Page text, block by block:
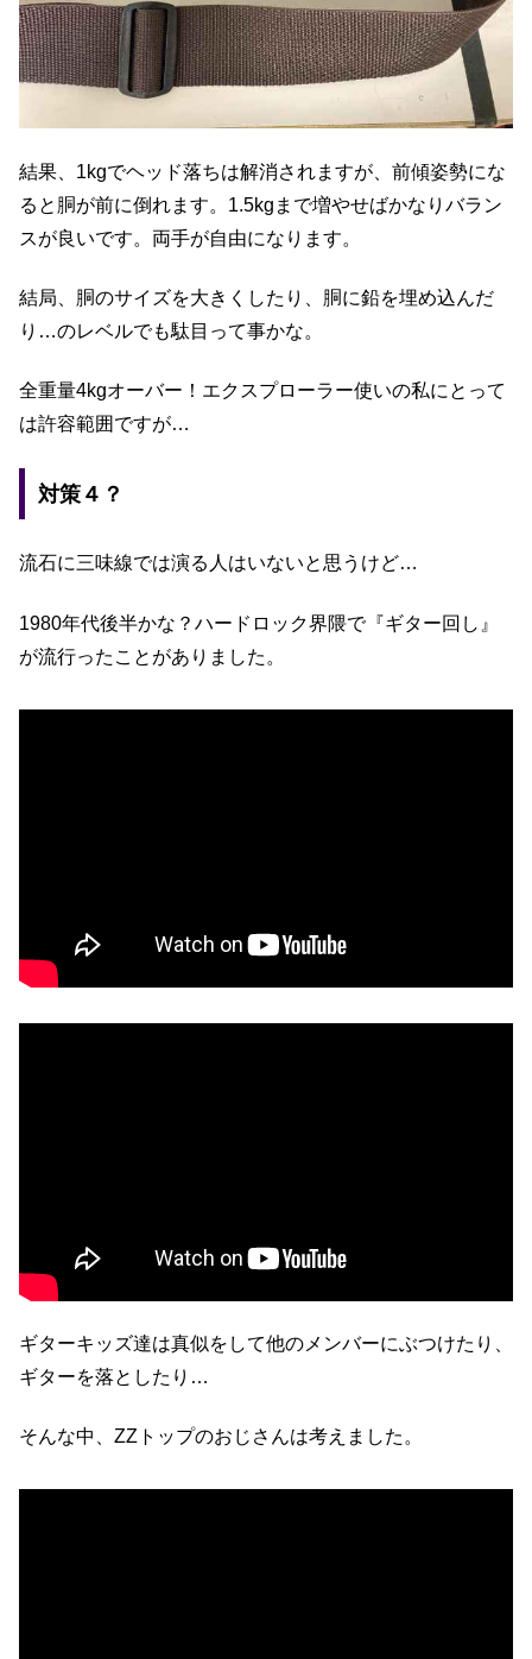
結果、1kgでヘッド落ちは解消されますが、前傾姿勢にな
ると胴が前に倒れます。1.5kgまで増やせばかなりバラン
スが良いです。両手が自由になります。
結局、胴のサイズを大きくしたり、胴に鉛を埋め込んだ
り…のレベルでも駄目って事かな。
全重量4kgオーバー！エクスプローラー使いの私にとって
は許容範囲ですが…
対策４？
流石に三味線では演る人はいないと思うけど…
1980年代後半かな？ハードロック界隈で『ギター回し』
が流行ったことがありました。
ギターキッズ達は真似をして他のメンバーにぶつけたり、
ギターを落としたり…
そんな中、ZZトップのおじさんは考えました。